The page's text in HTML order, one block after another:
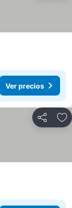
Ver precios
Compartir